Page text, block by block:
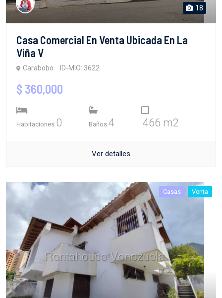
18
Casa Comercial En Venta Ubicada En La
Viña V
Carabobo ID-MIO: 3622
$ 360,000
Habitaciones 0 Baños 4 466 m2
Ver detalles
Casas Venta